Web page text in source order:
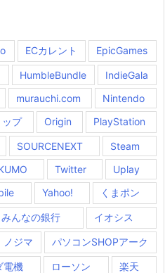
ECカレント EpicGames
HumbleBundle
IndieGala
murauchi.com
Nintendo
ップ Origin PlayStation
SOURCENEXT
Steam
Twitter
Uplay
Yahoo! くまポン
みんなの銀行 イオシス
ノジマ パソコンSHOPアーク
電機 ローソン 楽天